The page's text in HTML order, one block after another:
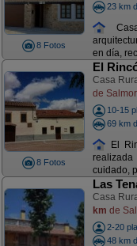
8 Fotos
23 km
en día,
8 Fotos
El
Casa
de
10-15
69 km
El
cuidado,
Las
Casa
km de
2-20
48 km